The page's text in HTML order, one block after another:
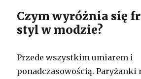
Czym wyróżnia się
styl w modzie?
Przede wszystkim umiarem i
ponadczasowością. Paryżanki